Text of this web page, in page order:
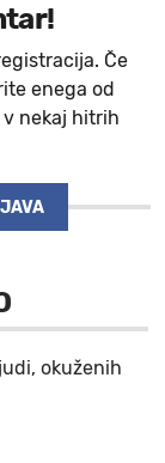
Če
enega od
nekaj hitrih
okuženih